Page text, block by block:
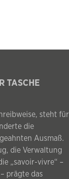
TASCHE
steht für
die
Ausmaß.
die Verwaltung
„savoir-vivre“ –
prägte das